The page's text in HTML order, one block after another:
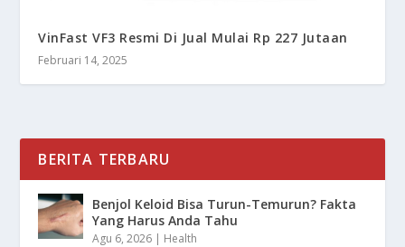
VinFast VF3 Resmi Di Jual Mulai Rp 227 Jutaan
Februari 14, 2025
BERITA TERBARU
Benjol Keloid Bisa Turun-Temurun? Fakta
Yang Harus Anda Tahu
Agu 6, 2026 | Health